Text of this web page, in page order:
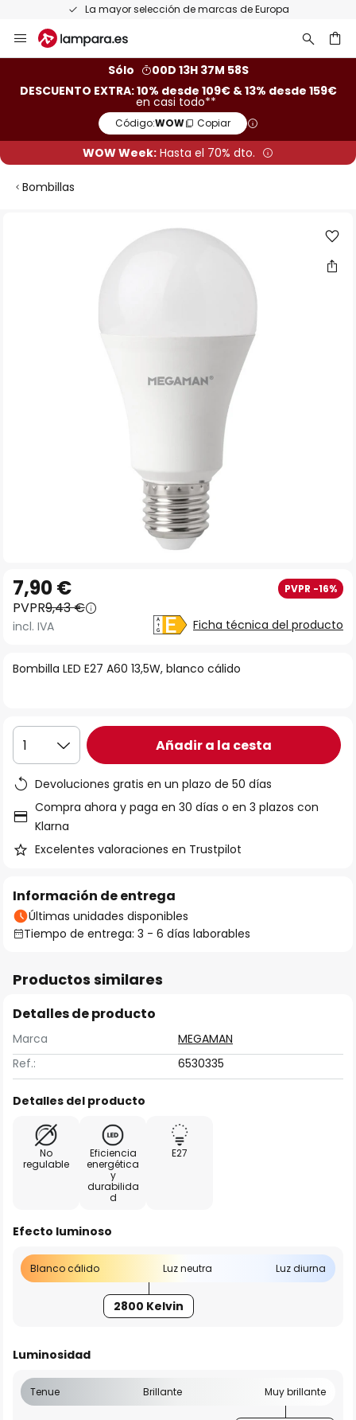
La mayor selección de marcas de Europa
al
Sólo
00D 13H 37M 57S
DESCUENTO EXTRA: 10% desde 109€ & 13% desde 159€
en casi todo**
Código:WOW Copiar
WOW Week: Hasta el 70% dto.
Bombillas
comienzo
de
galería
Bombilla LED E27 A60 13,5W, blanco cálido
7,90 € PVPR -16%
PVPR9,43 €
incl. IVA Ficha técnica del producto
1 Añadir a la cesta
Devoluciones gratis en un plazo de 50 días
Compra ahora y paga en 30 días o en 3 plazos con
Klarna
Excelentes valoraciones en Trustpilot
Información de entrega
Últimas unidades disponibles
Tiempo de entrega: 3 - 6 días laborables
Productos similares
Detalles de producto
Marca
MEGAMAN
Ref.:
6530335
Detalles del producto
No
regulable
Eficiencia
energética
y
durabilida
d
E27
Efecto luminoso
Blanco cálido Luz neutra Luz diurna
2800 Kelvin
Luminosidad
Tenue Brillante Muy brillante